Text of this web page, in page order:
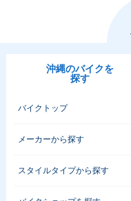
沖縄のバイクを
探す
バイクトップ
メーカーから探す
スタイルタイプから探す